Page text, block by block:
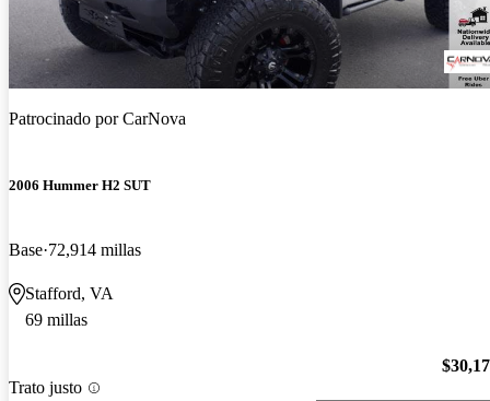
Patrocinado porCarNova
2006 Hummer H2 SUT
Base 72,914 millas
Stafford, VA
69 millas
Trato justo